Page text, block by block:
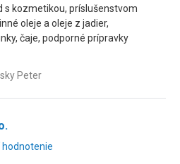
s kozmetikou, príslušenstvom
oleje a oleje z jadier,
čaje, podporné prípravky
Peter
hodnotenie